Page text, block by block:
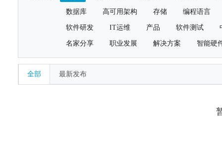
数据库 高可用架构 存储 编程语言
软件研发 IT运维 产品 软件测试
名家分享 职业发展 解决方案 智能硬
全部 最新发布